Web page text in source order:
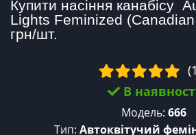
Купити насіння канабісу
Lights Feminized
грн/шт.
В
Модель: 666
Тип: Автоквітучий